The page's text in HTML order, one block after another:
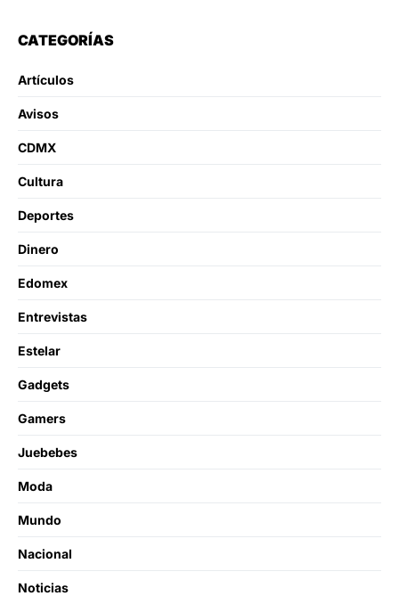
CATEGORÍAS
Artículos
Avisos
CDMX
Cultura
Deportes
Dinero
Edomex
Entrevistas
Estelar
Gadgets
Gamers
Juebebes
Moda
Mundo
Nacional
Noticias